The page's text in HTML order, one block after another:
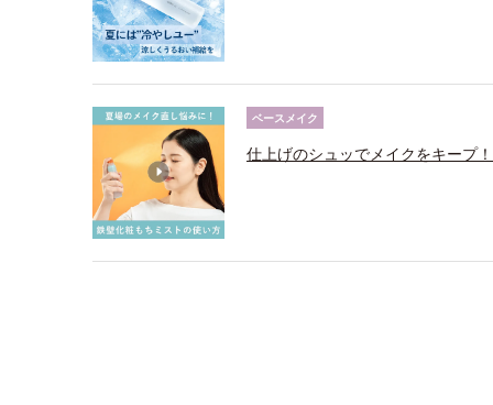
ベースメイク
仕上げのシュッでメイクをキープ